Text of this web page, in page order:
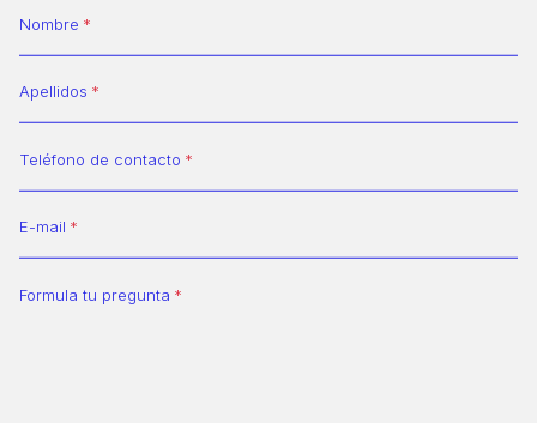
Nombre
Apellidos
Teléfono de contacto
E-mail
Formula tu pregunta